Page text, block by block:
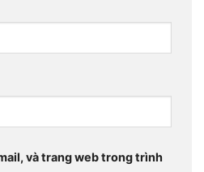
và trang web trong trình